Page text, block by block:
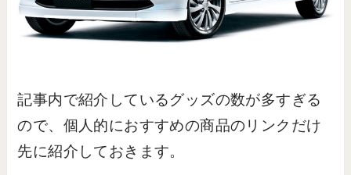
記事内で紹介しているグッズの数が多すぎる
ので、個人的におすすめの商品のリンクだけ
先に紹介しておきます。